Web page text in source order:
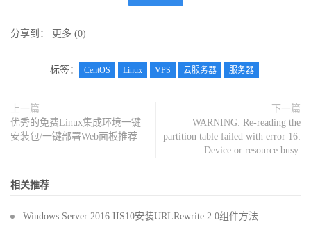
分享到： 更多 (0)
标签： CentOS Linux VPS 云服务器 服务器
上一篇
优秀的免费Linux集成环境一键
安装包/一键部署Web面板推荐
下一篇
WARNING: Re-reading the
partition table failed with error 16:
Device or resource busy.
相关推荐
Windows Server 2016 IIS10安装URLRewrite 2.0组件方法